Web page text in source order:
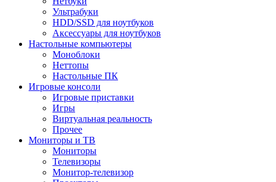
Ультрабуки
HDD/SSD для ноутбуков
Аксессуары для ноутбуков
Настольные компьютеры
Моноблоки
Неттопы
Настольные ПК
Игровые консоли
Игровые приставки
Игры
Виртуальная реальность
Прочее
Мониторы и ТВ
Мониторы
Телевизоры
Монитор-телевизор